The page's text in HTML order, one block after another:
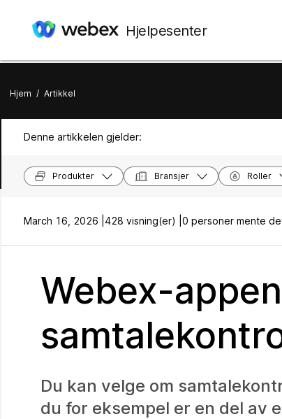
Hjelpesenter
Hjem / Artikkel
Denne artikkelen gjelder:
Produkter Bransjer Roller
March 16, 2026 | 428 visning(er) | 0 personer mente
Webex-
Du kan velge om
du for eksempel er en del av